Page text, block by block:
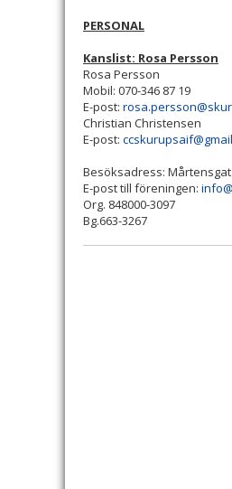
PERSONAL
Kanslist: Rosa Persson
Rosa Persson
Mobil: 070-346 87 19
E-post:
Christian Christensen
E-post:
Besöksadress:
E-post till föreningen:
Org. 848000-3097
Bg.663-3267